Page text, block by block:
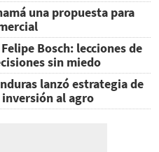
una propuesta para
Bosch: lecciones de
sin miedo
lanzó estrategia de
al agro